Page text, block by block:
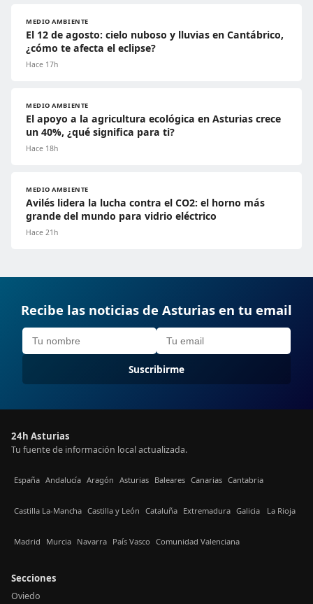
MEDIO AMBIENTE
El 12 de agosto: cielo nuboso y lluvias en Cantábrico,
¿cómo te afecta el eclipse?
Hace 17h
MEDIO AMBIENTE
El apoyo a la agricultura ecológica en Asturias crece
un 40%, ¿qué significa para ti?
Hace 18h
MEDIO AMBIENTE
Avilés lidera la lucha contra el CO2: el horno más
grande del mundo para vidrio eléctrico
Hace 21h
Recibe las noticias de Asturias en tu email
Suscribirme
24h Asturias
Tu fuente de información local actualizada.
España Andalucía Aragón Asturias Baleares Canarias Cantabria
Castilla La-Mancha Castilla y León Cataluña Extremadura Galicia La Rioja
Madrid Murcia Navarra País Vasco Comunidad Valenciana
Secciones
Oviedo